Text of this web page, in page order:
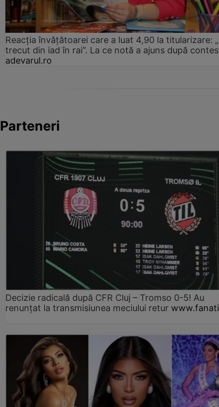
Reacția învățătoarei care a luat 4,90 la titularizare:
trecut din iad în rai”. La ce notă a ajuns după
adevarul.ro
Parteneri
Decizie radicală după CFR Cluj – Tromso 0-5! Au
renunțat la transmisiunea meciului retur